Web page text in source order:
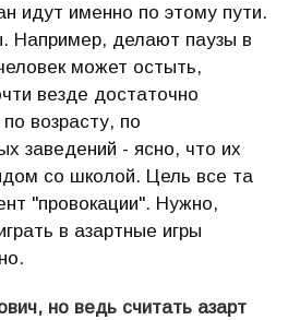
идут именно по этому пути.
Например, делают паузы в
может остыть,
везде достаточно
возрасту, по
заведений - ясно, что их
со школой. Цель все та
"провокации". Нужно,
в азартные игры
но ведь считать азарт